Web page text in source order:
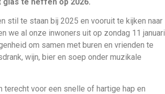
stil te staan bij 2025 en vooruit te kijken naar
we al onze inwoners uit op zondag 11 januari
om samen met buren en vrienden te
wijn, bier en soep onder muzikale
terecht voor een snelle of hartige hap en